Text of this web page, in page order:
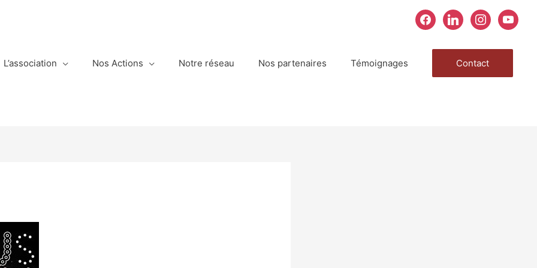
facebooklinkedininstagramyoutube
L’association Nos Actions Notre réseau Nos partenaires Témoignages Contact